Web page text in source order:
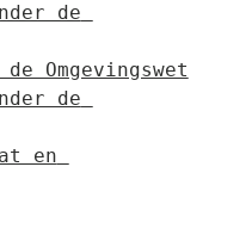
de
Omgevingswet
de
en